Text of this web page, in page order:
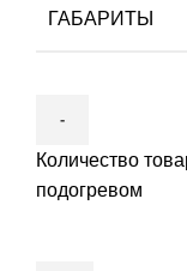
ГАБАРИТЫ
Количество
подогревом